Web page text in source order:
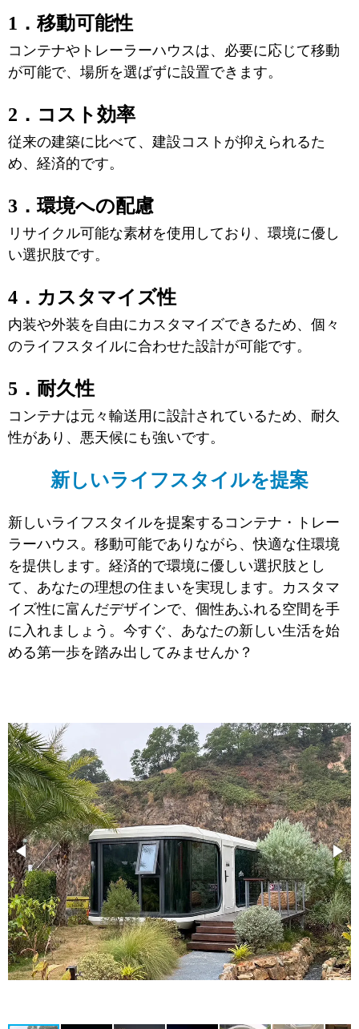
1．移動可能性
コンテナやトレーラーハウスは、必要に応じて移動
が可能で、場所を選ばずに設置できます。
2．コスト効率
従来の建築に比べて、建設コストが抑えられるた
め、経済的です。
3．環境への配慮
リサイクル可能な素材を使用しており、環境に優し
い選択肢です。
4．カスタマイズ性
内装や外装を自由にカスタマイズできるため、個々
のライフスタイルに合わせた設計が可能です。
5．耐久性
コンテナは元々輸送用に設計されているため、耐久
性があり、悪天候にも強いです。
新しいライフスタイルを提案
新しいライフスタイルを提案するコンテナ・トレー
ラーハウス。移動可能でありながら、快適な住環境
を提供します。経済的で環境に優しい選択肢とし
て、あなたの理想の住まいを実現します。カスタマ
イズ性に富んだデザインで、個性あふれる空間を手
に入れましょう。今すぐ、あなたの新しい生活を始
める第一歩を踏み出してみませんか？